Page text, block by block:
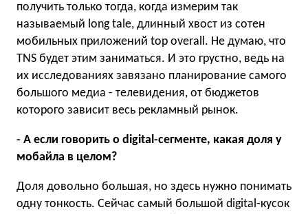
получить только тогда, когда измерим так
называемый long tale, длинный хвост из сотен
мобильных приложений top overall. Не думаю, что
TNS будет этим заниматься. И это грустно, ведь на
их исследованиях завязано планирование самого
большого медиа - телевидения, от бюджетов
которого зависит весь рекламный рынок.
- А если говорить о digital-сегменте, какая доля у
мобайла в целом?
Доля довольно большая, но здесь нужно понимать
одну тонкость. Сейчас самый большой digital-кусок